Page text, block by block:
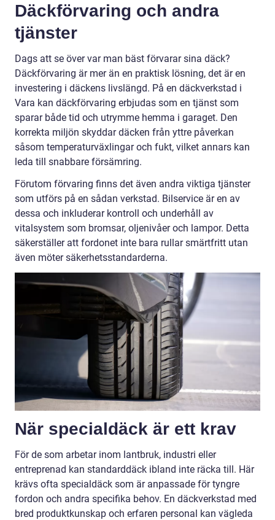
Däckförvaring och andra
tjänster
Dags att se över var man bäst förvarar sina däck?
Däckförvaring är mer än en praktisk lösning, det är en
investering i däckens livslängd. På en däckverkstad i
Vara kan däckförvaring erbjudas som en tjänst som
sparar både tid och utrymme hemma i garaget. Den
korrekta miljön skyddar däcken från yttre påverkan
såsom temperaturväxlingar och fukt, vilket annars kan
leda till snabbare försämring.
Förutom förvaring finns det även andra viktiga tjänster
som utförs på en sådan verkstad. Bilservice är en av
dessa och inkluderar kontroll och underhåll av
vitalsystem som bromsar, oljenivåer och lampor. Detta
säkerställer att fordonet inte bara rullar smärtfritt utan
även möter säkerhetsstandarderna.
När specialdäck är ett krav
För de som arbetar inom lantbruk, industri eller
entreprenad kan standarddäck ibland inte räcka till. Här
krävs ofta specialdäck som är anpassade för tyngre
fordon och andra specifika behov. En däckverkstad med
bred produktkunskap och erfaren personal kan vägleda